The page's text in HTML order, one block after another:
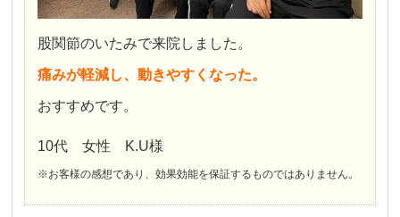
股関節のいたみで来院しました。
痛みが軽減し、動きやすくなった。
おすすめです。
10代 女性 K.U様
※お客様の感想であり、効果効能を保証するものではありません。